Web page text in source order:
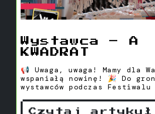
Wystawca – A
KWADRAT
📢 Uwaga, uwaga! Mamy dla
wspaniałą nowinę! 🎉 Do
wystawców podczas
A KWADRAT to jednoosobowa
Czytaj artykuł